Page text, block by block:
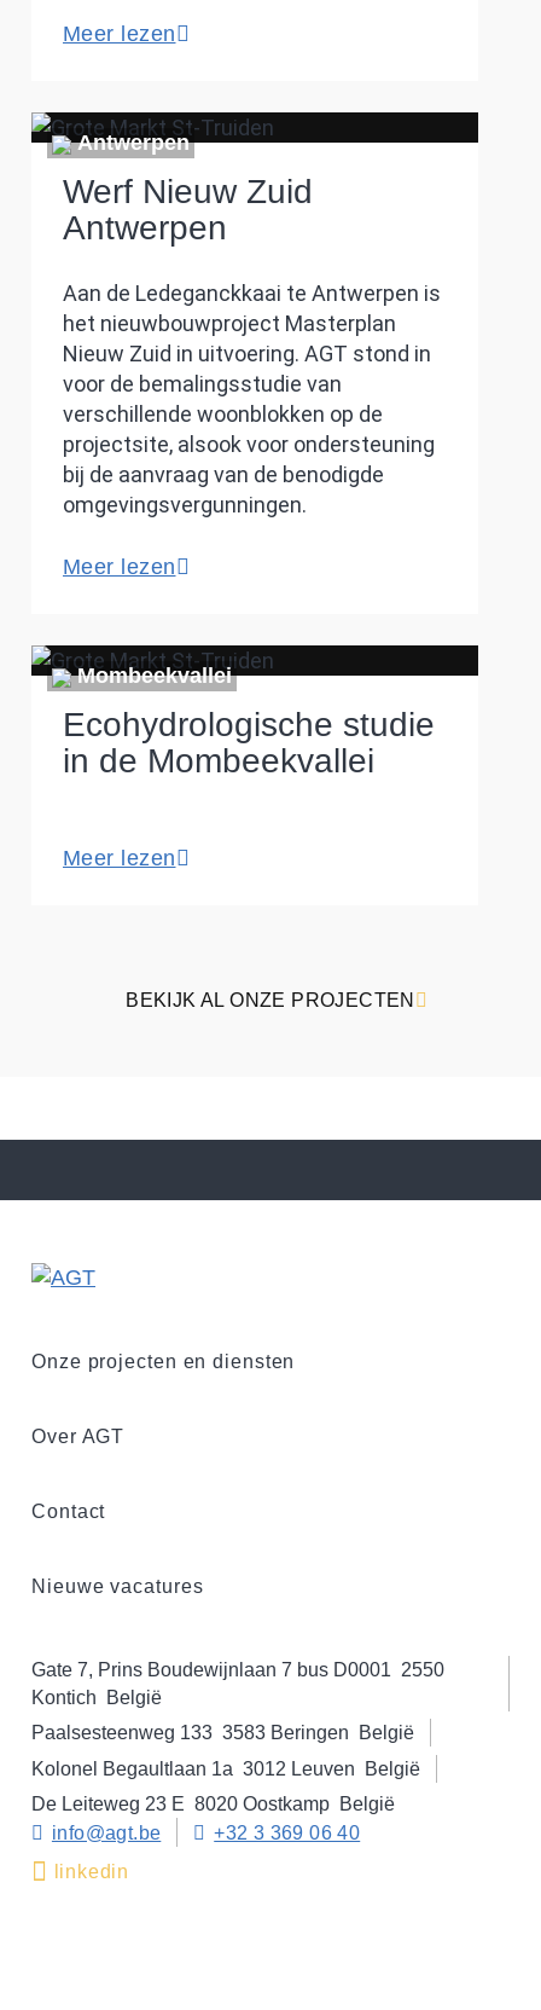
Meer lezen
Antwerpen
Werf Nieuw Zuid
Antwerpen
Aan de Ledeganckkaai te Antwerpen is
het nieuwbouwproject Masterplan
Nieuw Zuid in uitvoering. AGT stond in
voor de bemalingsstudie van
verschillende woonblokken op de
projectsite, alsook voor ondersteuning
bij de aanvraag van de benodigde
omgevingsvergunningen.
Meer lezen
Mombeekvallei
Ecohydrologische studie
in de Mombeekvallei
Meer lezen
BEKIJK AL ONZE PROJECTEN
Onze projecten en diensten
Over AGT
Contact
Nieuwe vacatures
Gate 7, Prins Boudewijnlaan 7 bus D0001 2550
Kontich
België
Paalsesteenweg 133 3583 Beringen
België
Kolonel Begaultlaan 1a 3012 Leuven
België
De Leiteweg 23 E 8020 Oostkamp België
info@agt.be
+32 3 369 06 40
linkedin